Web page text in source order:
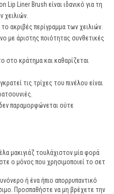
Lip Liner Brush είναι ιδανικό για τη
χειλιών.
ακριβές περίγραμμα των χειλιών.
με άριστης ποιότητας συνθετικές
στο κράτημα και καθαρίζεται
τις τρίχες του πινέλου είναι
παραμορφώνεται ούτε
μακιγιάζ τουλάχιστον μία φορά
ο μόνος που χρησιμοποιεί το σετ
ή ένα ήπιο απορρυπαντικό
Προσπαθήστε να μη βρέχετε την